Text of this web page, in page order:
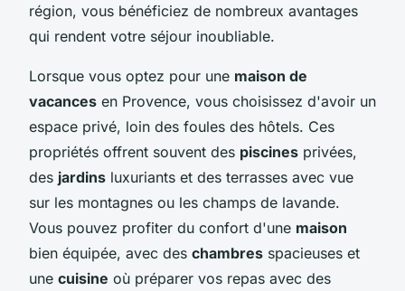
région, vous bénéficiez de nombreux avantages
qui rendent votre séjour inoubliable.
Lorsque vous optez pour une maison de
vacances en Provence, vous choisissez d'avoir un
espace privé, loin des foules des hôtels. Ces
propriétés offrent souvent des piscines privées,
des jardins luxuriants et des terrasses avec vue
sur les montagnes ou les champs de lavande.
Vous pouvez profiter du confort d'une maison
bien équipée, avec des chambres spacieuses et
une cuisine où préparer vos repas avec des